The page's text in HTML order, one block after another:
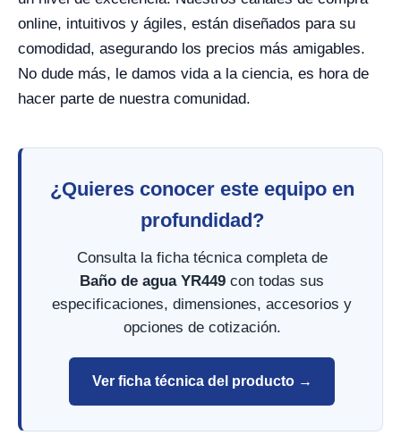
online, intuitivos y ágiles, están diseñados para su
comodidad, asegurando los precios más amigables.
No dude más, le damos vida a la ciencia, es hora de
hacer parte de nuestra comunidad.
¿Quieres conocer este equipo en
profundidad?
Consulta la ficha técnica completa de
Baño de agua YR449 con todas sus
especificaciones, dimensiones, accesorios y
opciones de cotización.
Ver ficha técnica del producto →